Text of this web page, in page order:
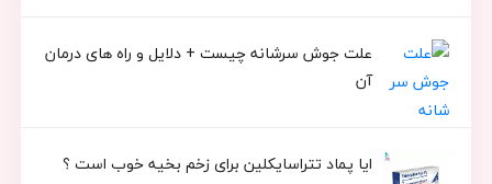
علت جوش سرشانه چیست + دلایل و راه های درمان
آن
ایا پماد تتراسایکلین برای زخم بخیه خوب است ؟